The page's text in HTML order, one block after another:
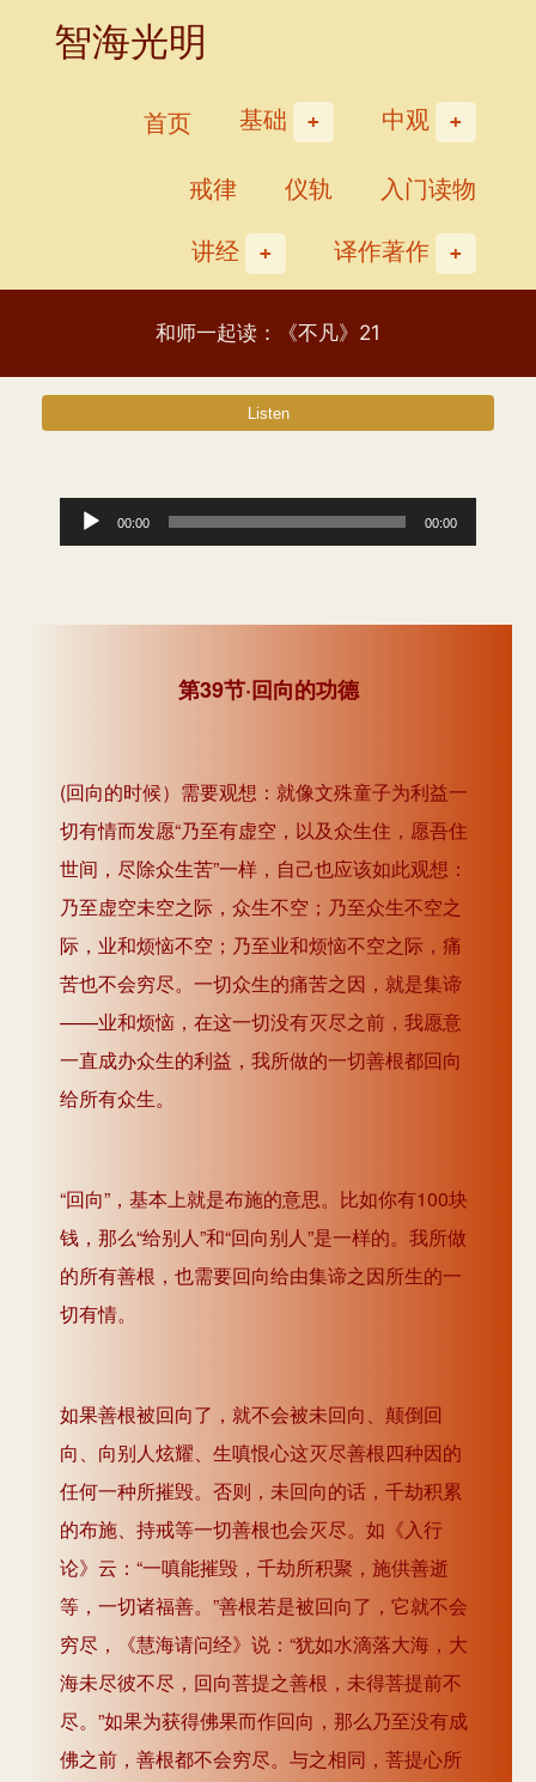
智海光明
首页 基础
中观
戒律
仪轨
入门读物
讲经
译作著作
和师一起读：《不凡》21
频
放
00:00 00:00
第39节·回向的功德
(回向的时候）需要观想：就像文殊童子为利益一
切有情而发愿“乃至有虚空，以及众生住，愿吾住
世间，尽除众生苦”一样，自己也应该如此观想：
乃至虚空未空之际，众生不空；乃至众生不空之
际，业和烦恼不空；乃至业和烦恼不空之际，痛
苦也不会穷尽。一切众生的痛苦之因，就是集谛
——业和烦恼，在这一切没有灭尽之前，我愿意
一直成办众生的利益，我所做的一切善根都回向
给所有众生。
“回向”，基本上就是布施的意思。比如你有100块
钱，那么“给别人”和“回向别人”是一样的。我所做
的所有善根，也需要回向给由集谛之因所生的一
切有情。
如果善根被回向了，就不会被未回向、颠倒回
向、向别人炫耀、生嗔恨心这灭尽善根四种因的
任何一种所摧毁。否则，未回向的话，千劫积累
的布施、持戒等一切善根也会灭尽。如《入行
论》云：“一嗔能摧毁，千劫所积聚，施供善逝
等，一切诸福善。”善根若是被回向了，它就不会
穷尽，《慧海请问经》说：“犹如水滴落大海，大
海未尽彼不尽，回向菩提之善根，未得菩提前不
尽。”如果为获得佛果而作回向，那么乃至没有成
佛之前，善根都不会穷尽。与之相同，菩提心所